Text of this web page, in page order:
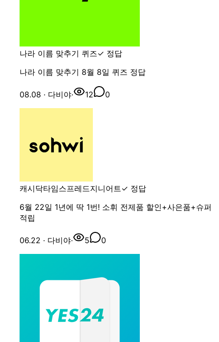
나라 이름 맞추기 퀴즈✓ 정답
나라 이름 맞추기 8월 8일 퀴즈 정답
08.08 · 다비야· 12 0
캐시닥타임스프레드지니어트✓ 정답
6월 22일 1년에 딱 1번! 소휘 전제품 할인+사은품+슈퍼
적립
06.22 · 다비야· 5 0